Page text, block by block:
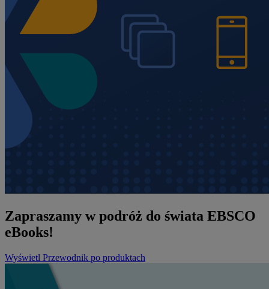
Zapraszamy w podróż do świata EBSCO
eBooks!
Wyświetl Przewodnik po produktach